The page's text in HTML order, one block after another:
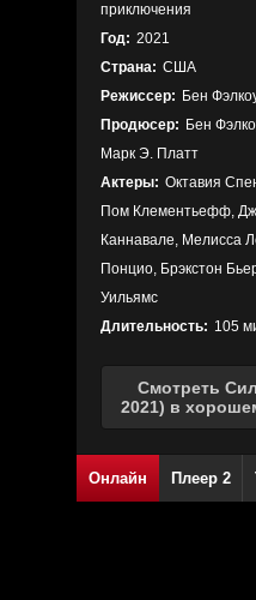
приключения
Год: 2021
Страна: США
Режиссер: Бен
Продюсер: Бен
Марк Э. Платт
Актеры: Октавия
Пом Клементьефф,
Каннавале, Мелисса
Понцио, Брэкстон
Уильямс
Длительность: 105
Смотреть
2021) в
Онлайн Плеер 2